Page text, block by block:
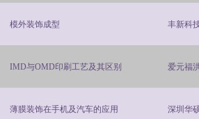
模外装饰成型 丰新科
IMD与OMD印刷工艺及其区别 爱元福
薄膜装饰在手机及汽车的应用 深圳华